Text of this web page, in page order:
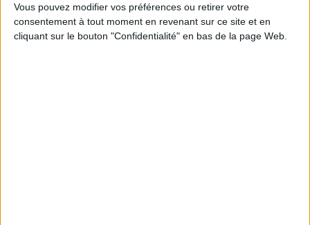
Vous pouvez modifier vos préférences ou retirer votre
consentement à tout moment en revenant sur ce site et en
cliquant sur le bouton "Confidentialité" en bas de la page Web.
Bibliothèques : la difficile bataille des budgets